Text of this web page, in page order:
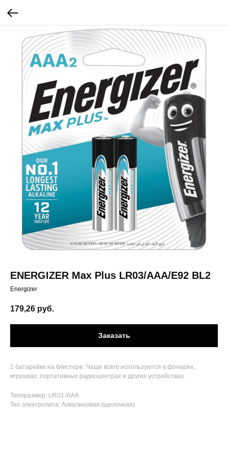
ENERGIZER Max Plus LR03/AAA/E92 BL2
Energizer
179,26 руб.
Заказать
2 батарейки на блистере. Чаще всего используются в фонарях,
игрушках, портативных радиоцентрах и других устройствах.
Типоразмер: LR03 /AAA
Тип электролита: Алкалиновая (щелочная)